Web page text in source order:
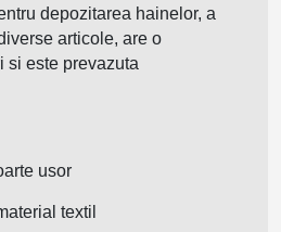
depozitarea hainelor, a
articole, are o
si este prevazuta
usor
textil